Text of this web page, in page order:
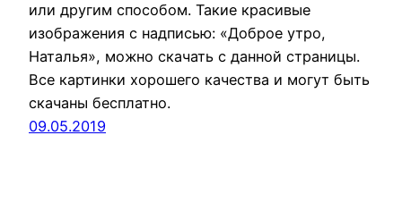
или другим способом. Такие красивые
изображения с надписью: «Доброе утро,
Наталья», можно скачать с данной страницы.
Все картинки хорошего качества и могут быть
скачаны бесплатно.
09.05.2019